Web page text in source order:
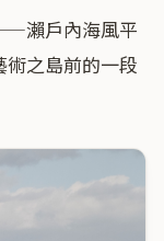
瀨戶內海風平
之島前的一段